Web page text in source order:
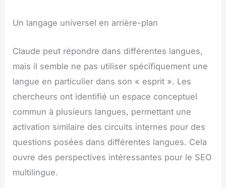
Un langage universel en arrière-plan
Claude peut répondre dans différentes langues,
mais il semble ne pas utiliser spécifiquement une
langue en particulier dans son « esprit ». Les
chercheurs ont identifié un espace conceptuel
commun à plusieurs langues, permettant une
activation similaire des circuits internes pour des
questions posées dans différentes langues. Cela
ouvre des perspectives intéressantes pour le SEO
multilingue.